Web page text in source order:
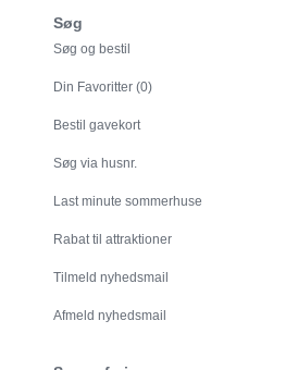
Søg
Søg og bestil
Din Favoritter (0)
Bestil gavekort
Søg via husnr.
Last minute sommerhuse
Rabat til attraktioner
Tilmeld nyhedsmail
Afmeld nyhedsmail